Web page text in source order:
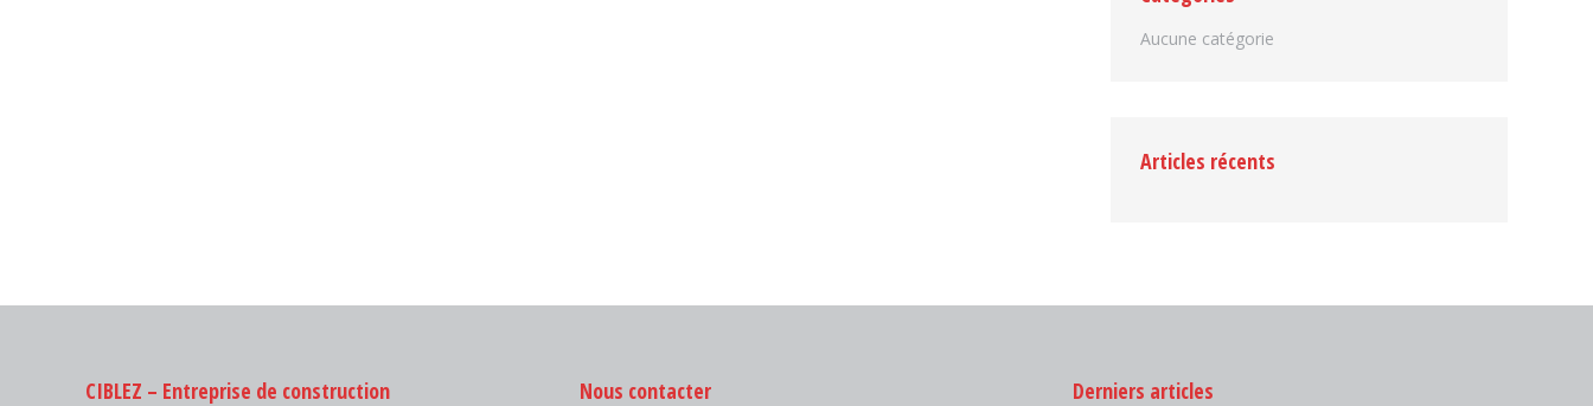
Aucune catégorie
Articles récents
CIBLEZ – Entreprise de construction Nous contacter Derniers articles